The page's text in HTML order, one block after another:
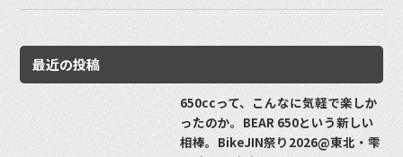
最近の投稿
650ccって、こんなに気軽で楽しか
ったのか。BEAR 650という新しい
相棒。BikeJIN祭り2026@東北・雫